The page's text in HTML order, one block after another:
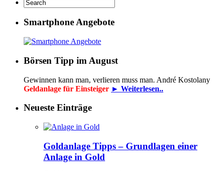
Smartphone Angebote
Börsen Tipp im August
Gewinnen kann man, verlieren muss man. André Kostolany
Geldanlage für Einsteiger ► Weiterlesen..
Neueste Einträge
Goldanlage Tipps – Grundlagen einer
Anlage in Gold